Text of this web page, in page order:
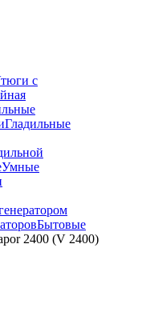
с
Гладильные
Умные
Бытовые
2400 (V 2400)